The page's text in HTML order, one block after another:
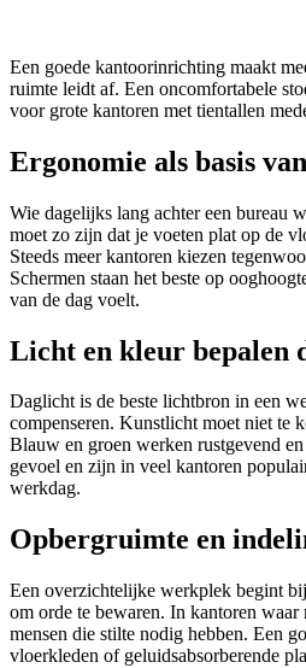
Een goede kantoorinrichting maakt
ruimte leidt af. Een oncomfortabele
voor grote kantoren met tientallen
Ergonomie als basis
Wie dagelijks lang achter een bureau
moet zo zijn dat je voeten plat op de
Steeds meer kantoren kiezen
Schermen staan het beste op
van de dag voelt.
Licht en kleur bepalen
Daglicht is de beste lichtbron in een
compenseren. Kunstlicht moet niet te
Blauw en groen werken rustgevend
gevoel en zijn in veel kantoren
werkdag.
Opbergruimte en
Een overzichtelijke werkplek begint
om orde te bewaren. In kantoren
mensen die stilte nodig hebben. Een
vloerkleden of geluidsabsorberende